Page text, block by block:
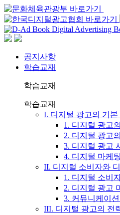
공지사항
학습교재
학습교재
학습교재
I. 디지털 광고의 기본
1. 디지털 광고
2. 디지털 광고
3. 디지털 광고
4. 디지털 마케
II. 디지털 소비자와
1. 디지털 소비
2. 디지털 광고
3. 커뮤니케이
III. 디지털 광고의 전